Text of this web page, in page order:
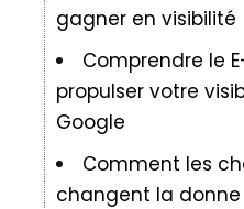
gagner en visibilité
Comprendre le
propulser votre
Google
Comment les
changent la donne